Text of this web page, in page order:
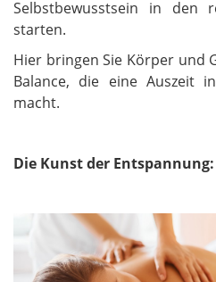
Selbstbewusstsein in den
starten.
Hier bringen Sie Körper und
Balance, die eine Auszeit
macht.
Die Kunst der Entspannung: